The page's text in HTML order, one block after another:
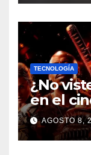
TECNOLOGÍA
¿No
en el
dónde
ahora
razones
AGOSTO 8,